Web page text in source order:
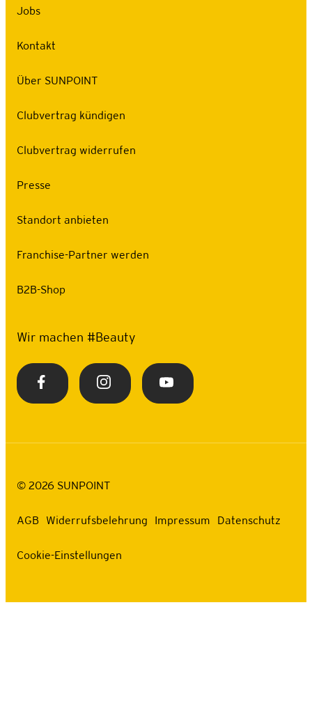
Jobs
Kontakt
Über SUNPOINT
Clubvertrag kündigen
Clubvertrag widerrufen
Presse
Standort anbieten
Franchise-Partner werden
B2B-Shop
Wir machen #Beauty
© 2026 SUNPOINT
AGB Widerrufsbelehrung Impressum Datenschutz
Cookie-Einstellungen